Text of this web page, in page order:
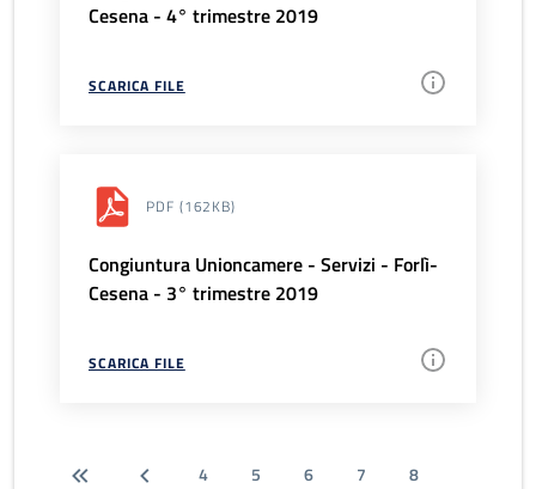
Cesena - 4° trimestre 2019
SCARICA FILE
PDF (162KB)
Congiuntura Unioncamere - Servizi - Forlì-
Cesena - 3° trimestre 2019
SCARICA FILE
4 5 6 7
8